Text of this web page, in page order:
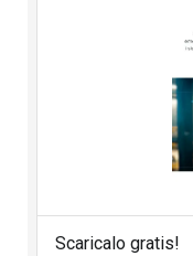
Scaricalo gratis!